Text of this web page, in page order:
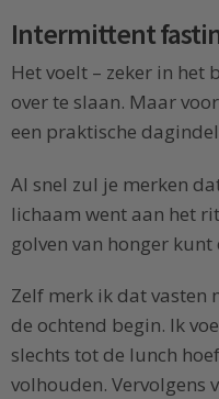
Intermittent
Het voelt – zeker in
over te slaan. Maar
een praktische
Al snel zul je merken
lichaam went aan het
golven van honger kunt
Zelf merk ik dat vasten
de ochtend begin. Ik
slechts tot de lunch
volhouden. Vervolgens